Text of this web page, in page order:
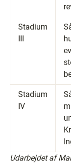
Stadium
III
Stadium
IV
Udarbejdet af